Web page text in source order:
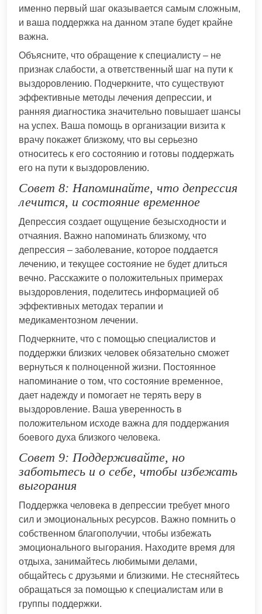
именно первый шаг оказывается самым сложным,
и ваша поддержка на данном этапе будет крайне
важна.
Объясните, что обращение к специалисту – не
признак слабости, а ответственный шаг на пути к
выздоровлению. Подчеркните, что существуют
эффективные методы лечения депрессии, и
ранняя диагностика значительно повышает шансы
на успех. Ваша помощь в организации визита к
врачу покажет близкому, что вы серьезно
относитесь к его состоянию и готовы поддержать
его на пути к выздоровлению.
Совет 8: Напоминайте, что депрессия
лечится, и состояние временное
Депрессия создает ощущение безысходности и
отчаяния. Важно напоминать близкому, что
депрессия – заболевание, которое поддается
лечению, и текущее состояние не будет длиться
вечно. Расскажите о положительных примерах
выздоровления, поделитесь информацией об
эффективных методах терапии и
медикаментозном лечении.
Подчеркните, что с помощью специалистов и
поддержки близких человек обязательно сможет
вернуться к полноценной жизни. Постоянное
напоминание о том, что состояние временное,
дает надежду и помогает не терять веру в
выздоровление. Ваша уверенность в
положительном исходе важна для поддержания
боевого духа близкого человека.
Совет 9: Поддерживайте, но
заботьтесь и о себе, чтобы избежать
выгорания
Поддержка человека в депрессии требует много
сил и эмоциональных ресурсов. Важно помнить о
собственном благополучии, чтобы избежать
эмоционального выгорания. Находите время для
отдыха, занимайтесь любимыми делами,
общайтесь с друзьями и близкими. Не стесняйтесь
обращаться за помощью к специалистам или в
группы поддержки.